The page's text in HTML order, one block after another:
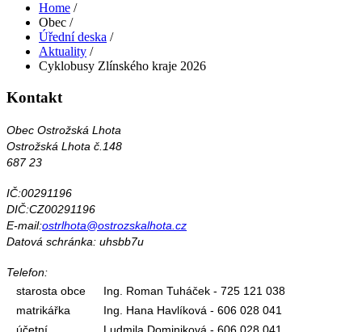
Home /
Obec /
Úřední deska /
Aktuality /
Cyklobusy Zlínského kraje 2026
Kontakt
Obec Ostrožská Lhota
Ostrožská Lhota č.148
687 23
IČ:00291196
DIČ:CZ00291196
E-mail:ostrlhota@ostrozskalhota.cz
Datová schránka: uhsbb7u
Telefon:
starosta obce
Ing. Roman Tuháček - 725 121 038
matrikářka
Ing. Hana Havlíková - 606 028 041
účetní
Ludmila Dominiková - 606 028 041